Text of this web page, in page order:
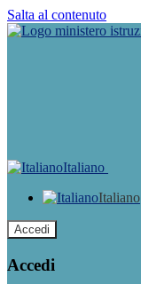
Salta al contenuto
Italiano
Italiano
Accedi
Accedi